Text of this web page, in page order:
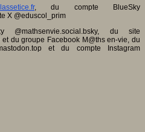
, du compte BlueSky
X @eduscol_prim
@mathsenvie.social.bsky, du site
du groupe Facebook M@ths en-vie, du
et du compte Instagram